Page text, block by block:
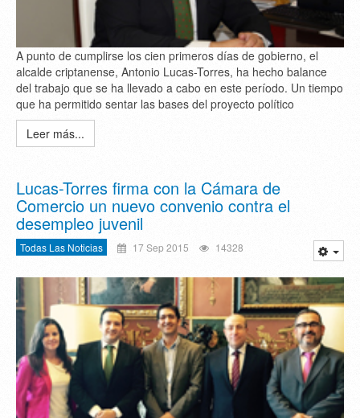
A punto de cumplirse los cien primeros días de gobierno, el
alcalde criptanense, Antonio Lucas-Torres, ha hecho balance
del trabajo que se ha llevado a cabo en este período. Un tiempo
que ha permitido sentar las bases del proyecto político
Leer más...
Lucas-Torres firma con la Cámara de
Comercio un nuevo convenio contra el
desempleo juvenil
Todas Las Noticias 17 Sep 2015 14328